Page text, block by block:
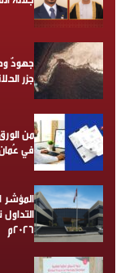
جهودٌ
جزر
من
في
2026م